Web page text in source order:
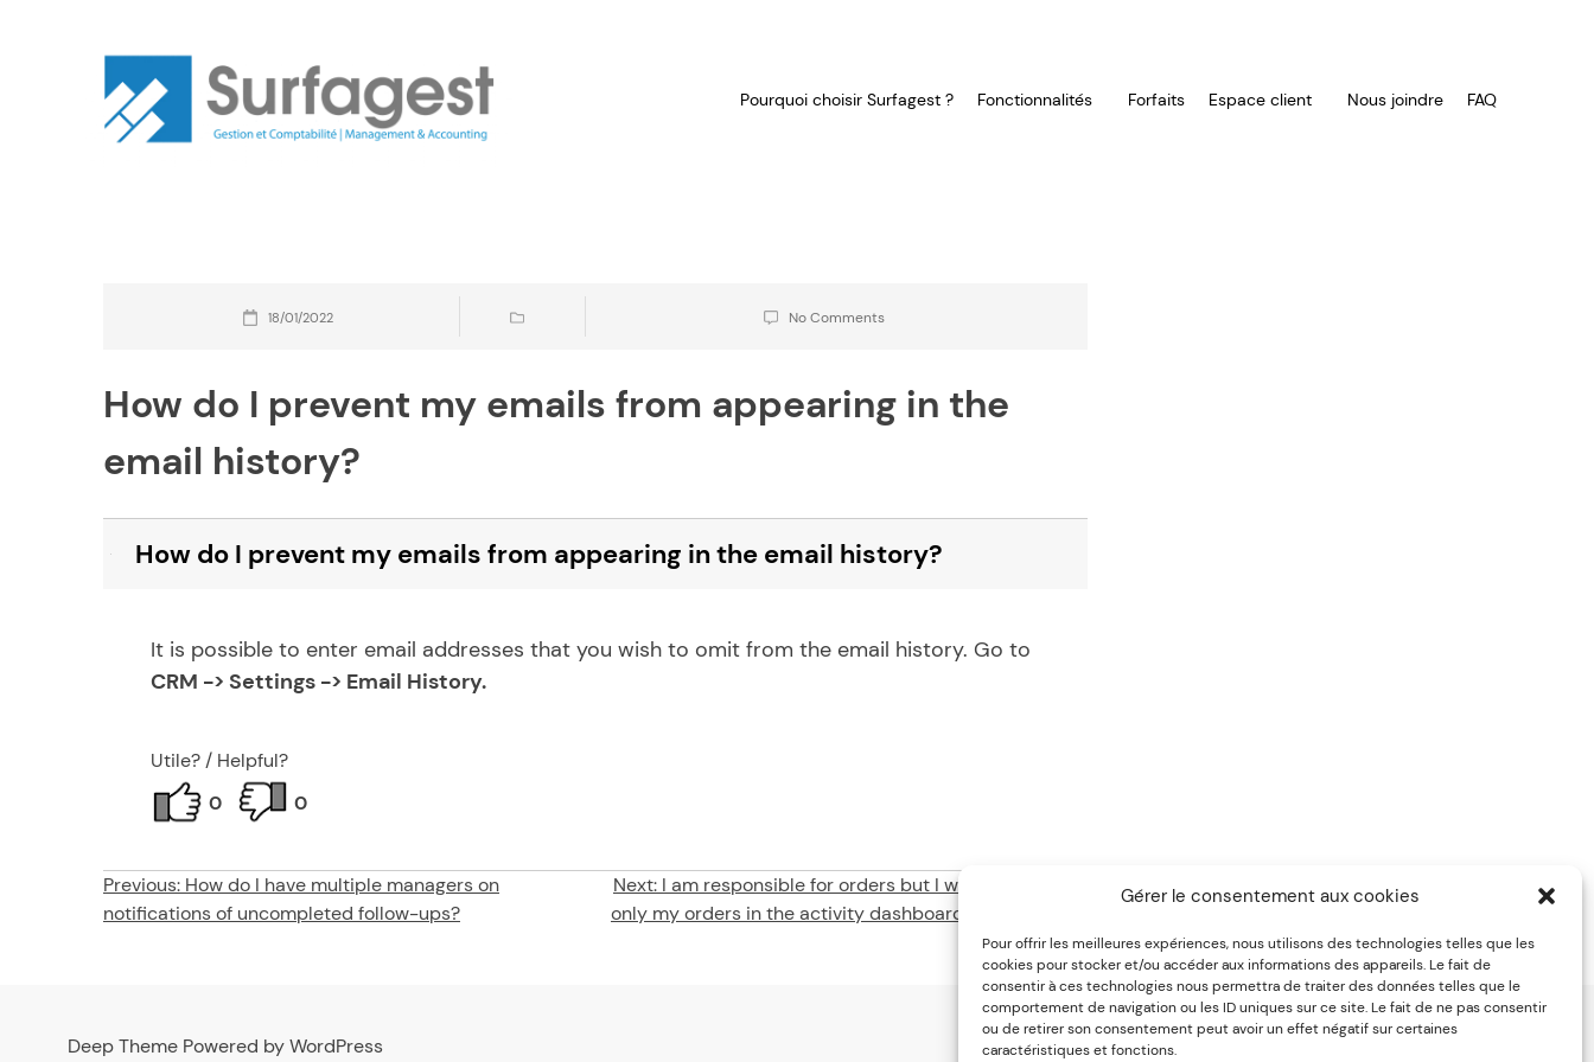
Gérer le consentement aux cookies
Pour offrir les meilleures expériences, nous utilisons des technologies telles que les
cookies pour stocker et/ou accéder aux informations des appareils. Le fait de
consentir à ces technologies nous permettra de traiter des données telles que le
comportement de navigation ou les ID uniques sur ce site. Le fait de ne pas consentir
ou de retirer son consentement peut avoir un effet négatif sur certaines
caractéristiques et fonctions.
Pourquoi choisir Surfagest ? Fonctionnalités Forfaits Espace client Nous joindre FAQ
18/01/2022 No Comments
How do I prevent my emails from appearing in the
email history?
How do I prevent my emails from appearing in the email history?
It is possible to enter email addresses that you wish to omit from the email history. Go to
CRM -> Settings -> Email History.
Utile? / Helpful?
0
0
Post
navigation
Previous: How do I have multiple managers on
notifications of uncompleted follow-ups?
Next: I am responsible for orders but I would like to see
only my orders in the activity dashboard, what should I
do?
Deep Theme Powered by WordPress